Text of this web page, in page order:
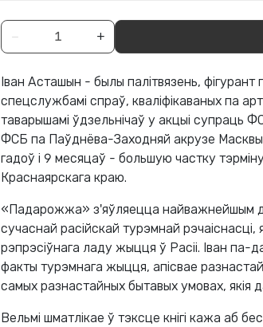
− +
Іван Асташын - былы палітвязень,
спецслужбамі спраў, кваліфікаваных па
таварышамі ўдзельнічаў у акцыі супраць
ФСБ па Паўднёва-Заходняй акрузе
гадоў і 9 месяцаў - большую частку
Краснаярскага краю.
«Падарожжа» з'яўляецца найважнейшым
сучаснай расійскай турэмнай
рэпрэсіўнага ладу жыцця ў Расіі. Іван па-
факты турэмнага жыцця, апісвае
самых разнастайных бытавых умовах, якія
Вельмі шматлікае ў тэксце кнігі кажа аб